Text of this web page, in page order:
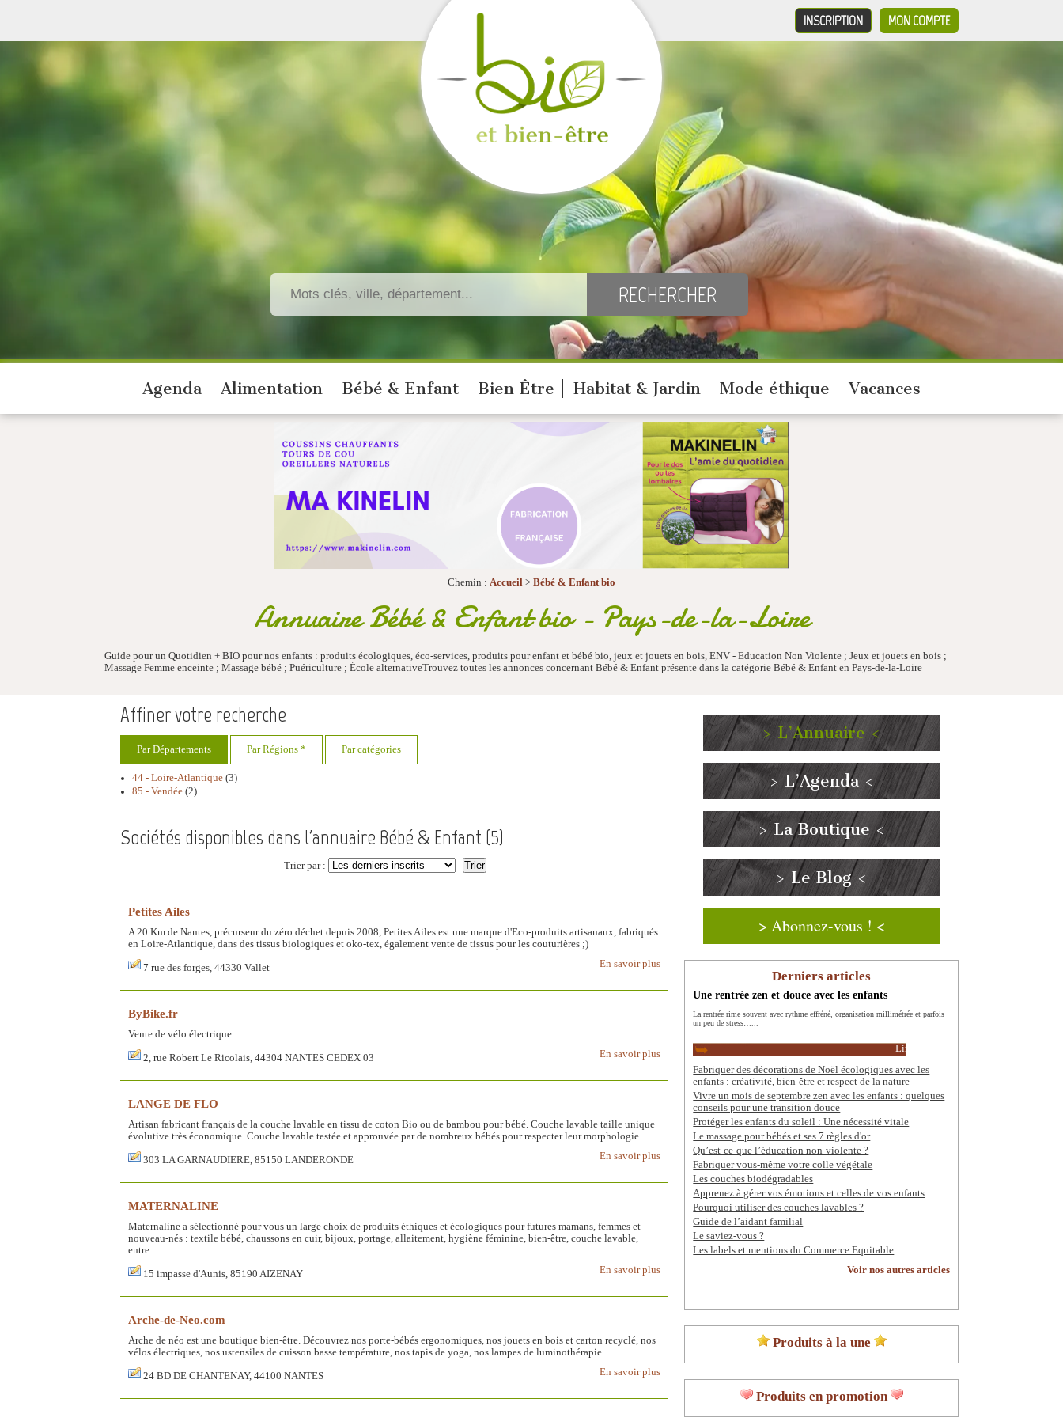
MON COMPTE
INSCRIPTION
Agenda Alimentation Bébé & Enfant Bien Être Habitat & Jardin Mode éthique Vacances
Chemin : Accueil > Bébé & Enfant bio
Annuaire Bébé & Enfant bio - Pays-de-la-Loire
Guide pour un Quotidien + BIO pour nos enfants : produits écologiques, éco-services, produits pour enfant et bébé bio, jeux et jouets en bois, ENV - Education Non Violente ; Jeux et jouets en bois ;
Massage Femme enceinte ; Massage bébé ; Puériculture ; École alternativeTrouvez toutes les annonces concernant Bébé & Enfant présente dans la catégorie Bébé & Enfant en Pays-de-la-Loire
Affiner votre recherche
Par Départements Par Régions * Par catégories
44 - Loire-Atlantique (3)
85 - Vendée (2)
Sociétés disponibles dans l'annuaire Bébé & Enfant (5)
Trier par :
Petites Ailes
A 20 Km de Nantes, précurseur du zéro déchet depuis 2008, Petites Ailes est une marque d'Eco-produits artisanaux, fabriqués
en Loire-Atlantique, dans des tissus biologiques et oko-tex, également vente de tissus pour les couturières ;)
En savoir plus
7 rue des forges, 44330 Vallet
ByBike.fr
Vente de vélo électrique
En savoir plus
2, rue Robert Le Ricolais, 44304 NANTES CEDEX 03
LANGE DE FLO
Artisan fabricant français de la couche lavable en tissu de coton Bio ou de bambou pour bébé. Couche lavable taille unique
évolutive très économique. Couche lavable testée et approuvée par de nombreux bébés pour respecter leur morphologie.
En savoir plus
303 LA GARNAUDIERE, 85150 LANDERONDE
MATERNALINE
Maternaline a sélectionné pour vous un large choix de produits éthiques et écologiques pour futures mamans, femmes et
nouveau-nés : textile bébé, chaussons en cuir, bijoux, portage, allaitement, hygiène féminine, bien-être, couche lavable,
entre
En savoir plus
15 impasse d'Aunis, 85190 AIZENAY
Arche-de-Neo.com
Arche de néo est une boutique bien-être. Découvrez nos porte-bébés ergonomiques, nos jouets en bois et carton recyclé, nos
vélos électriques, nos ustensiles de cuisson basse température, nos tapis de yoga, nos lampes de luminothérapie...
En savoir plus
24 BD DE CHANTENAY, 44100 NANTES
> L’Annuaire <
> L’Agenda <
> La Boutique <
> Le Blog <
> Abonnez-vous ! <
Derniers articles
Une rentrée zen et douce avec les enfants
La rentrée rime souvent avec rythme effréné, organisation millimétrée et parfois
un peu de stress…...
Lire la suite
Fabriquer des décorations de Noël écologiques avec les
enfants : créativité, bien-être et respect de la nature
Vivre un mois de septembre zen avec les enfants : quelques
conseils pour une transition douce
Protéger les enfants du soleil : Une nécessité vitale
Le massage pour bébés et ses 7 règles d'or
Qu’est-ce-que l’éducation non-violente ?
Fabriquer vous-même votre colle végétale
Les couches biodégradables
Apprenez à gérer vos émotions et celles de vos enfants
Pourquoi utiliser des couches lavables ?
Guide de l’aidant familial
Le saviez-vous ?
Les labels et mentions du Commerce Equitable
Voir nos autres articles
Produits à la une
Produits en promotion